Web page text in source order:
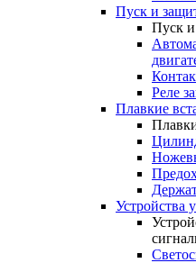
Пуск и
Пуск и
Реле
Плавкие
Устройства